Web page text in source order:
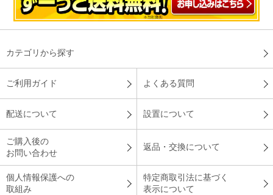
カテゴリから探す
ご利用ガイド よくある質問
配送について 設置について
ご購入後の
お問い合わせ
返品・交換について
個人情報保護への
取組み
特定商取引法に基づく
表示について